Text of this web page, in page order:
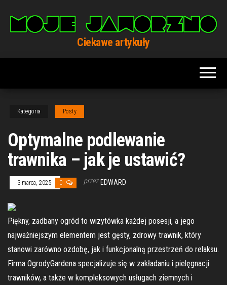
treści
Ciekawe artykuły
Kategoria Posty
Optymalne podlewanie
trawnika – jak je ustawić?
3 marca, 2025 0 przez EDWARD
Piękny, zadbany ogród to wizytówka każdej posesji, a jego
najważniejszym elementem jest gęsty, zdrowy trawnik, który
stanowi zarówno ozdobę, jak i funkcjonalną przestrzeń do relaksu.
Firma OgrodyGardena specjalizuje się w zakładaniu i pielęgnacji
trawników, a także w kompleksowych usługach ziemnych i